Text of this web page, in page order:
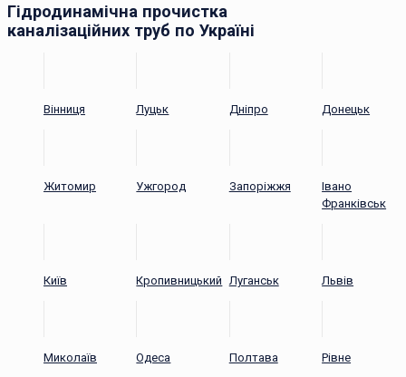
Гідродинамічна прочистка
каналізаційних труб по Україні
Вінниця Луцьк Дніпро Донецьк
Житомир Ужгород Запоріжжя
Івано
Франківськ
Київ Кропивницький Луганськ Львів
Миколаїв Одеса Полтава Рівне